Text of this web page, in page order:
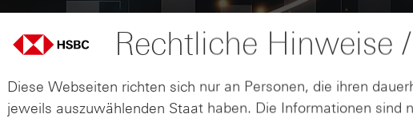
Rechtliche Hinweise
Diese Webseiten richten sich nur an Personen, die ihren
jeweils auszuwählenden Staat haben. Die Informationen sind